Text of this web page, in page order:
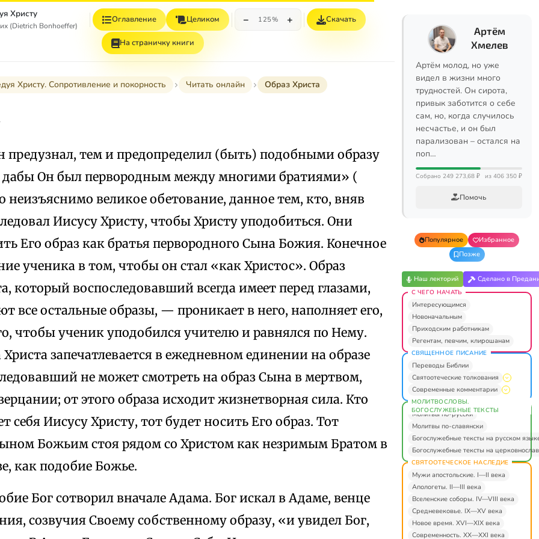
Христу
(Dietrich Bonhoeffer)
Оглавление Целиком − 125% + Скачать
На страничку книги
Христу. Сопротивление и покорность Читать онлайн Образ Христа
предузнал, тем и предопределил (быть) подобными образу
дабы Он был первородным между многими братиями» (
неизъяснимо великое обетование, данное тем, кто, вняв
Иисусу Христу, чтобы Христу уподобиться. Они
Его образ как братья первородного Сына Божия. Конечное
ученика в том, чтобы он стал «как Христос». Образ
который воспоследовавший всегда имеет перед глазами,
все остальные образы, — проникает в него, наполняет его,
чтобы ученик уподобился учителю и равнялся по Нему.
запечатлевается в ежедневном единении на образе
не может смотреть на образ Сына в мертвом,
от этого образа исходит жизнетворная сила. Кто
себя Иисусу Христу, тот будет носить Его образ. Тот
Божьим стоя рядом со Христом как незримым Братом в
как подобие Божье.
Бог сотворил вначале Адама. Бог искал в Адаме, венце
созвучия Своему собственному образу, «и увидел Бог,
Артём
Хмелев
Артём молод, но уже
видел в жизни много
трудностей. Он сирота,
привык заботится о себе
сам, но, когда случилось
несчастье, и он был
парализован – остался на
поп…
Собрано 249 273,68 ₽ из 406 350 ₽
Помочь
Популярное
Избранное
Позже
Наш лекторий Сделано в
С ЧЕГО НАЧАТЬ
Интересующимся
Новоначальным
Приходским работникам
Регентам, певчим, клирошанам
СВЯЩЕННОЕ ПИСАНИЕ
Переводы Библии
Святоотеческие толкования
Современные комментарии
МОЛИТВОСЛОВЫ.
БОГОСЛУЖЕБНЫЕ ТЕКСТЫ
Молитвы по-русски
Молитвы по-славянски
Богослужебные тексты на русском
Богослужебные тексты на
СВЯТООТЕЧЕСКОЕ НАСЛЕДИЕ
Мужи апостольские. I—II века
Апологеты. II—III века
Вселенские соборы. IV—VIII века
Средневековье. IX—XV века
Новое время. XVI—XIX века
Современность. XX—XXI века